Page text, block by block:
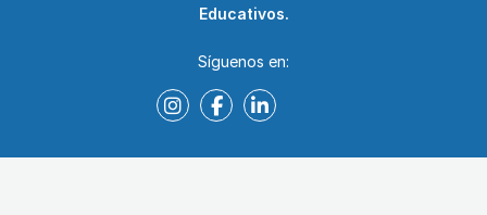
Educativos.
Síguenos en: